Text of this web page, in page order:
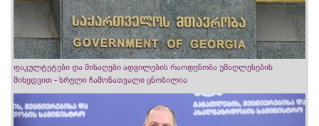
ფაკულტეტები და მისაღები ადგილების რაოდენობა უმაღლესების
მიხედვით - სრული ჩამონათვალი ცნობილია